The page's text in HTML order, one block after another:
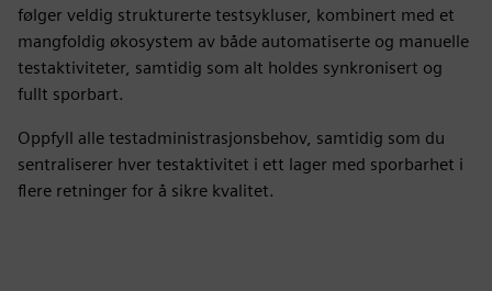
følger veldig strukturerte testsykluser, kombinert med et
mangfoldig økosystem av både automatiserte og manuelle
testaktiviteter, samtidig som alt holdes synkronisert og
fullt sporbart.
Oppfyll alle testadministrasjonsbehov, samtidig som du
sentraliserer hver testaktivitet i ett lager med sporbarhet i
flere retninger for å sikre kvalitet.